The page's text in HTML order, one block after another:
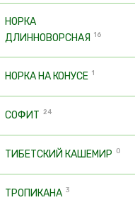
НОРКА
ДЛИННОВОРСНАЯ
16
НОРКА НА КОНУСЕ 1
СОФИТ 24
ТИБЕТСКИЙ КАШЕМИР 0
ТРОПИКАНА 3